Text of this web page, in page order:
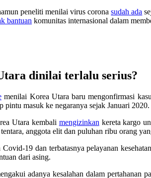
peneliti menilai virus coronasudah ada
bantuan komunitas internasional dalam
dinilai terlalu serius?
menilai Korea Utara baru mengonfirmasi
pintu masuk ke negaranya sejak Januari 2020.
Utara kembali mengizinkan kereta kargo
anggota elit dan puluhan ribu orang
19 dan terbatasnya pelayanan
dari asing.
adanya kesalahan dalam pertahanan